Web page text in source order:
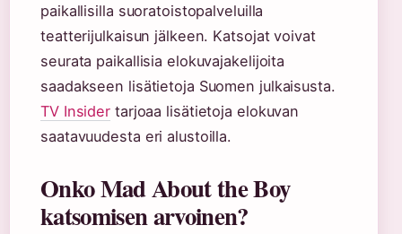
paikallisilla suoratoistopalveluilla
teatterijulkaisun jälkeen. Katsojat voivat
seurata paikallisia elokuvajakelijoita
saadakseen lisätietoja Suomen julkaisusta.
TV Insider tarjoaa lisätietoja elokuvan
saatavuudesta eri alustoilla.
Onko Mad About the Boy
katsomisen arvoinen?